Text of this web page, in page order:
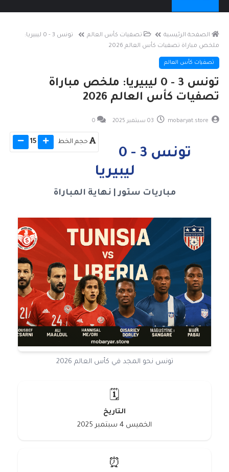
الصفحة الرئيسية تصفيات كأس العالم
تونس 3 - 0 ليبيريا:
ملخص مباراة تصفيات كأس العالم 2026
تصفيات كأس العالم
تونس 3 - 0 ليبيريا: ملخص مباراة
تصفيات كأس العالم 2026
mobaryat.store
0
حجم الخط 15
تونس 3 - 0
ليبيريا
مباريات ستور | نهاية المباراة
تونس نحو المجد في كأس العالم 2026
🗓️
التاريخ
الخميس 4 سبتمبر 2025
⏰